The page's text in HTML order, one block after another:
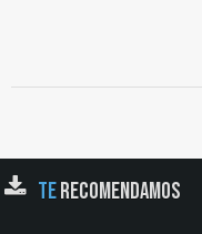
TERECOMENDAMOS